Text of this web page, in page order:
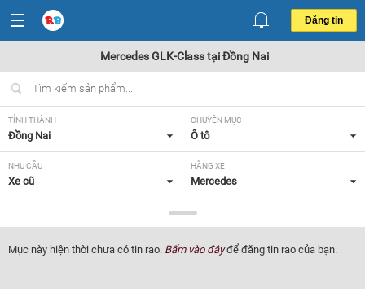
Đăng tin
Mercedes GLK-Class tại Đồng Nai
TỈNH THÀNH
Đồng Nai
CHUYÊN MỤC
Ô tô
NHU CẦU
Xe cũ
HÃNG XE
Mercedes
GLK-Class
NĂM SẢN XUẤT
Tất cả
GIÁ XE XUẤT XỨ
Mục này hiện thời chưa có tin rao. Bấm vào đâyđể đăng tin rao của bạn.